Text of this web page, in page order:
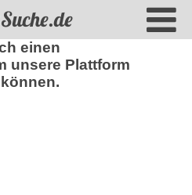
Suche.de
einen
unsere Plattform